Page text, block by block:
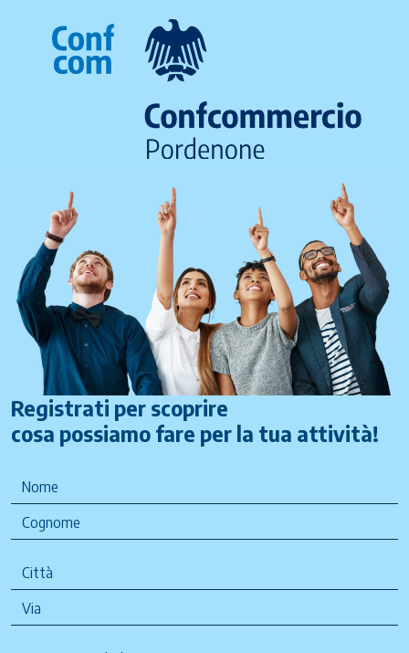
Registrati per scoprire
cosa possiamo fare per la tua attività!